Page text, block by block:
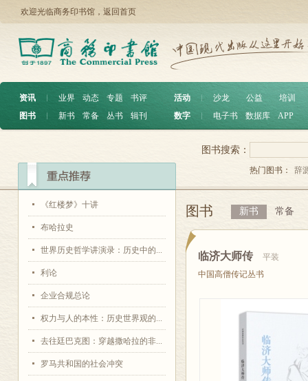
欢迎光临商务印书馆， 返回首页
资讯 ︱ 业界 动态 专题
书评
图书
︱ 新书 常备 丛书 辑刊
活动 沙龙 公益
培训
数字
电子书 数据库 APP
《红楼梦》十讲
布哈拉史
世界历史哲学讲演录：历史中的...
利论
企业合规总论
权力与人的本性：历史世界观的...
去往廷巴克图：穿越撒哈拉的非...
罗马共和国的社会冲突
图书搜索：
热门图书： 辞
图书 新书 常备
临济大师传
平装
中国高僧传记丛书